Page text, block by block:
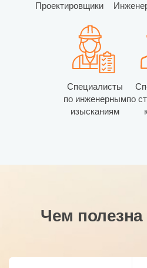
Проектировщики
Специалисты
по инженерным
изысканиям
по
Чем полезна